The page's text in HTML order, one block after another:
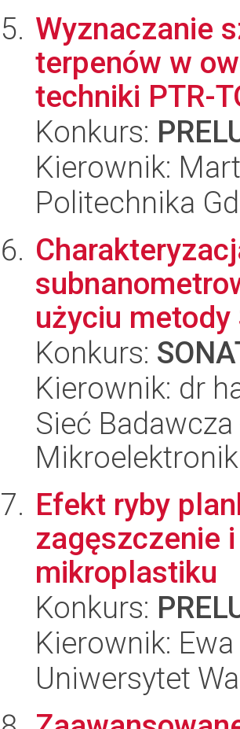
Wyznaczanie
terpenów w
techniki PTR-
Konkurs:
Kierownik:
Politechnika
użyciu
Konkurs:
Kierownik: dr
Sieć
Efekt ryby
zagęszczenie
mikroplastiku
Konkurs:
Kierownik:
Uniwersytet